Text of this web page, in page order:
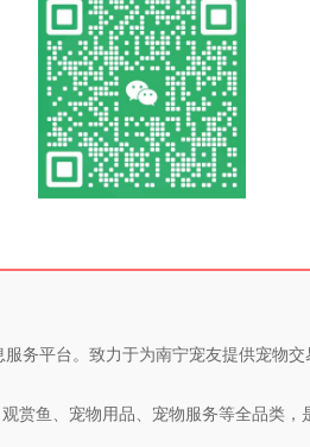
务平台。致力于为南宁宠友提供宠物
赏鱼、宠物用品、宠物服务等全品类，